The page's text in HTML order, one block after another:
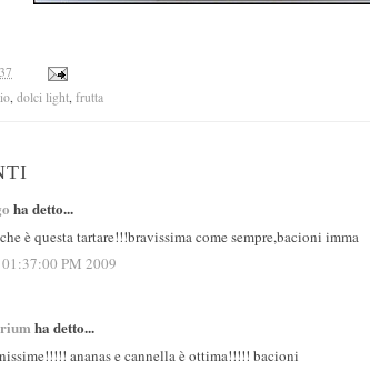
, dolci light, frutta
ha detto...
è questa tartare!!!bravissima come sempre,bacioni imma
PM 2009
ha detto...
ananas e cannella è ottima!!!!! bacioni